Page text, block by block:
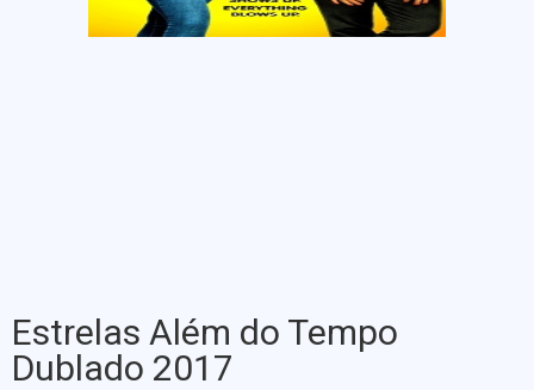
Estrelas Além do Tempo
Dublado 2017